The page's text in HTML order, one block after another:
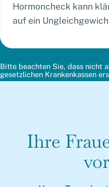
Hormoncheck kann
auf ein
Bitte beachten Sie, dass nicht
gesetzlichen Krankenkassen
Ihre